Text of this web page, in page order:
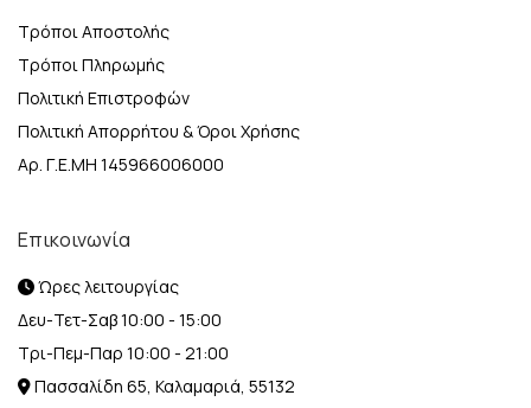
Τρόποι Αποστολής
Τρόποι Πληρωμής
Πολιτική Επιστροφών
Πολιτική Απορρήτου & Όροι Χρήσης
Αρ. Γ.Ε.ΜΗ 145966006000
Επικοινωνία
Ώρες λειτουργίας
Δευ-Τετ-Σαβ 10:00 - 15:00
Τρι-Πεμ-Παρ 10:00 - 21:00
Πασσαλίδη 65, Καλαμαριά, 55132